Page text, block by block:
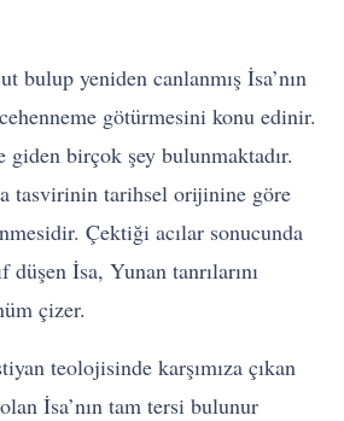
bulup yeniden canlanmış İsa’nın
götürmesini konu edinir.
giden birçok şey bulunmaktadır.
tasvirinin tarihsel orijinine göre
Çektiği acılar sonucunda
düşen İsa, Yunan tanrılarını
çizer.
teolojisinde karşımıza çıkan
İsa’nın tam tersi bulunur